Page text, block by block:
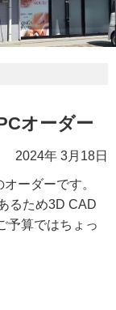
オーダー
2024年 3月18日
ーダーです。
るため3D CAD
予算ではちょっ